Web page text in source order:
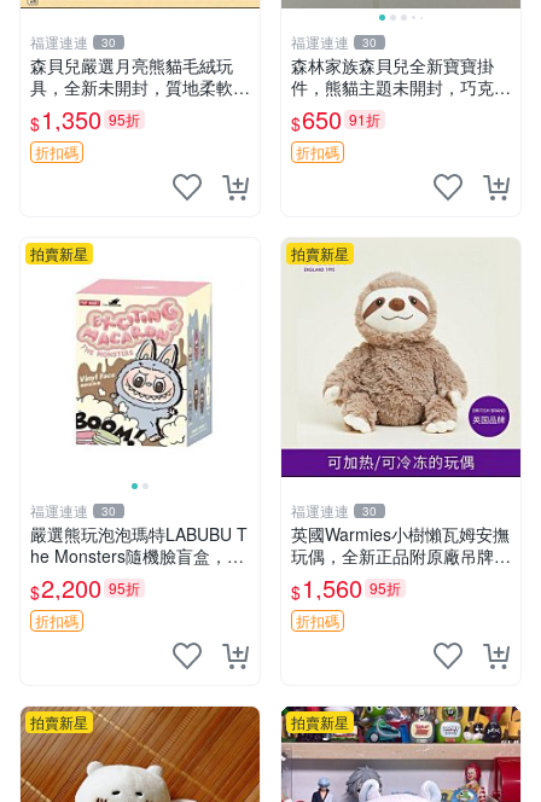
福運連連 30
森貝兒嚴選月亮熊貓毛絨玩
具，全新未開封，質地柔軟適
合收藏 月亮熊貓 毛絨玩具 新
款 儲倉直銷
$1,350 95折
折扣碼
福運連連 30
森林家族森貝兒全新寶寶掛
件，熊貓主題未開封，巧克力
兔牛奶兔郁金香兔貓吉娃娃嚴
選，適合收藏 熊貓 森林 寶寶
$650 91折
折扣碼
拍賣新星
福運連連 30
嚴選熊玩泡泡瑪特LABUBU T
he Monsters隨機臉盲盒，萌
趣馬卡龍設計 芝麻豆豆 LAB
UBU LABUBU THE MONST
ERS 橙色豆
$2,200 95折
折扣碼
拍賣新星
福運連連 30
英國Warmies小樹懶瓦姆安撫
玩偶，全新正品附原廠吊牌與
防塵袋，內藏薰衣草可加熱，
適合各個年齡層，冷暖兩用享
受抱抱樂趣，不容錯過嚴選好
$1,560 95折
折扣碼
拍賣新星 拍賣新星